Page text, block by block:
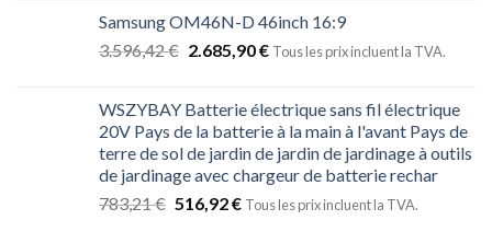
Samsung OM46N-D 46inch 16:9
3.596,42€ 2.685,90€ Tous les prix incluent la TVA.
WSZYBAY Batterie électrique sans fil électrique
20V Pays de la batterie à la main à l'avant Pays de
terre de sol de jardin de jardin de jardinage à outils
de jardinage avec chargeur de batterie rechar
783,21€ 516,92€ Tous les prix incluent la TVA.